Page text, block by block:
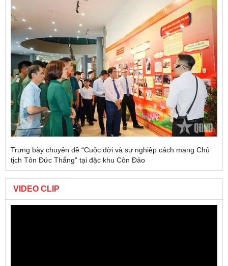
Trưng bày chuyên đề “Cuộc đời và sự nghiệp cách mạng Chủ
tịch Tôn Đức Thắng” tại đặc khu Côn Đảo
VIDEO CLIP